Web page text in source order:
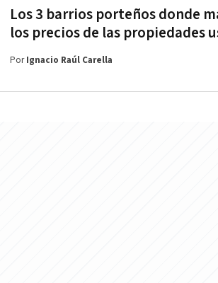
Los 3 barrios porteños donde
los precios de las propiedades
PorIgnacio Raúl Carella